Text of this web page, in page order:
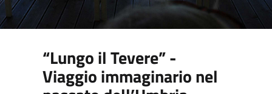
“Lungo il Tevere” -
Viaggio immaginario nel